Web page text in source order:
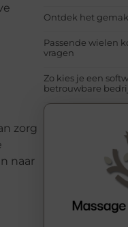
zorg
naar
Ontdek het
Passende wielen
vragen
Zo kies je een
betrouwbare